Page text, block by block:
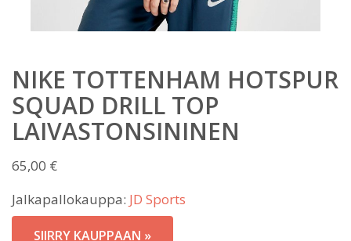
NIKE TOTTENHAM HOTSPUR
SQUAD DRILL TOP
LAIVASTONSININEN
65,00 €
Jalkapallokauppa: JD Sports
SIIRRY KAUPPAAN »